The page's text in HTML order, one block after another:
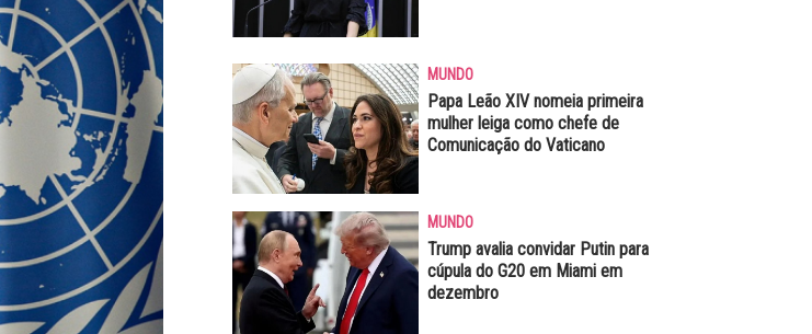
MUNDO
Papa Leão XIV nomeia primeira
mulher leiga como chefe de
Comunicação do Vaticano
MUNDO
Trump avalia convidar Putin para
cúpula do G20 em Miami em
dezembro